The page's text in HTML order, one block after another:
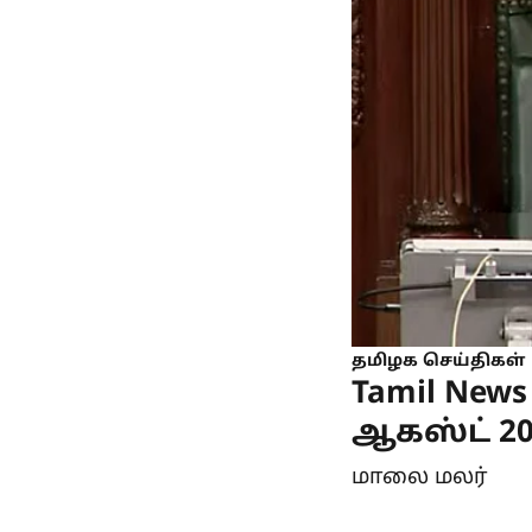
தமிழக செய்திகள்
Tamil
ஆகஸ்ட்
மாலை மலர்